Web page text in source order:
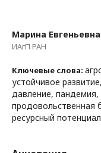
Марина
ИАгП РАН
Ключевые слова:
устойчивое
давление, пандемия,
продовольственная
ресурсный потенциал